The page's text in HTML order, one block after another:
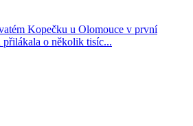
Kopečku u Olomouce v první
o několik tisíc...